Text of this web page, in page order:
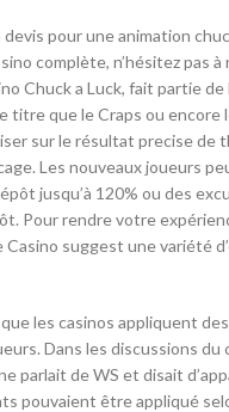
pour une animation
complète, n’hésitez pas
Chuck a Luck, fait partie de
titre que le Craps ou encore
sur le résultat precise de
Les nouveaux joueurs
jusqu’à 120% ou des
Pour rendre votre
Casino suggest une variété
les casinos appliquent
Dans les discussions du
parlait de WS et disait
pouvaient être appliqué